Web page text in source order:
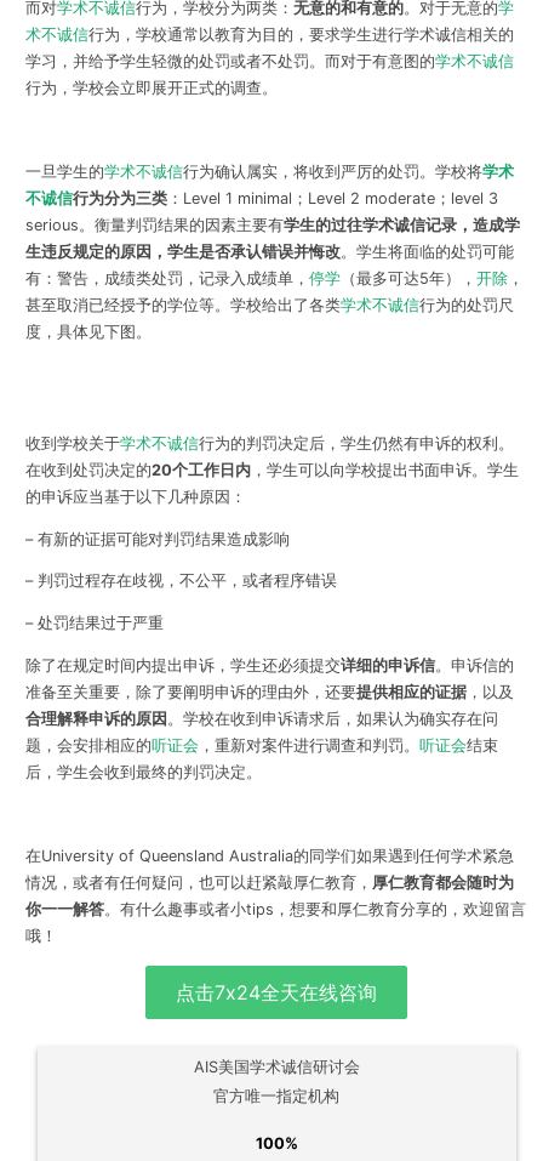
而对学术不诚信行为，学校分为两类： 无意的和有意的。对于无意的学
术不诚信行为，学校通常以教育为目的，要求学生进行学术诚信相关的
学习，并给予学生轻微的处罚或者不处罚。而对于有意图的学术不诚信
行为，学校会立即展开正式的调查。
一旦学生的学术不诚信行为确认属实，将收到严厉的处罚。学校将学术
不诚信行为分为三类：Level 1 minimal；Level 2 moderate；level 3
serious。衡量判罚结果的因素主要有学生的过往学术诚信记录，造成学
生违反规定的原因，学生是否承认错误并悔改。学生将面临的处罚可能
有：警告，成绩类处罚，记录入成绩单， 停学（最多可达5年）， 开除，
甚至取消已经授予的学位等。学校给出了各类学术不诚信行为的处罚尺
度，具体见下图。
收到学校关于学术不诚信行为的判罚决定后，学生仍然有申诉的权利。
在收到处罚决定的20个工作日内，学生可以向学校提出书面申诉。学生
的申诉应当基于以下几种原因：
– 有新的证据可能对判罚结果造成影响
– 判罚过程存在歧视，不公平，或者程序错误
– 处罚结果过于严重
除了在规定时间内提出申诉，学生还必须提交详细的申诉信。申诉信的
准备至关重要，除了要阐明申诉的理由外，还要提供相应的证据，以及
合理解释申诉的原因 。学校在收到申诉请求后，如果认为确实存在问
题，会安排相应的听证会 ，重新对案件进行调查和判罚。 听证会结束
后，学生会收到最终的判罚决定。
在University of Queensland Australia的同学们如果遇到任何学术紧急
情况，或者有任何疑问，也可以赶紧敲厚仁教育， 厚仁教育都会随时为
你一一解答。有什么趣事或者小tips，想要和厚仁教育分享的，欢迎留言
哦！
点击7x24全天在线咨询
AIS美国学术诚信研讨会
官方唯一指定机构
100%